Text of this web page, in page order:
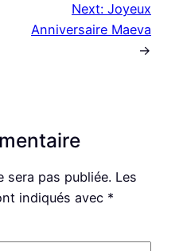
Next: Joyeux
Anniversaire Maeva
→
sera pas publiée. Les
indiqués avec *